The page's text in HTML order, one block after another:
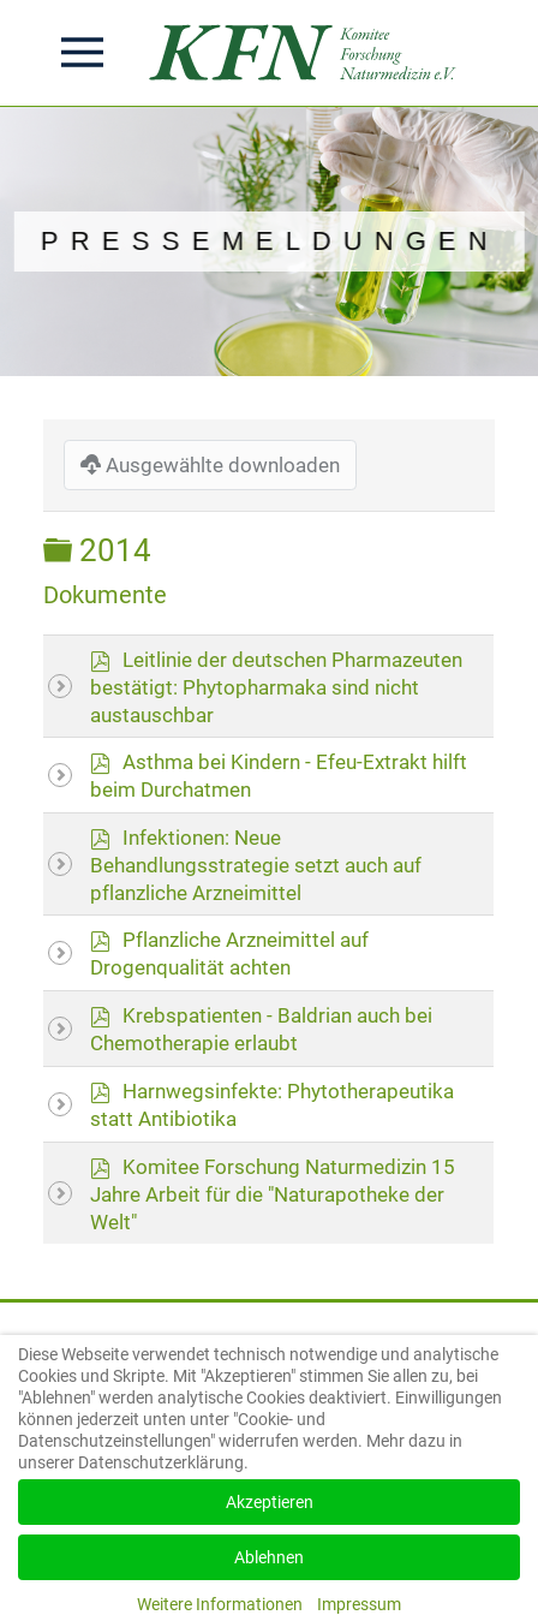
PRESSEMELDUNGEN
Ausgewählte downloaden
Ordner
2014
Dokumente
p
d
f
Leitlinie der deutschen Pharmazeuten
bestätigt: Phytopharmaka sind nicht
austauschbar
p
d
f
Asthma bei Kindern - Efeu-Extrakt hilft
beim Durchatmen
p
d
f
Infektionen: Neue
Behandlungsstrategie setzt auch auf
pflanzliche Arzneimittel
p
d
f
Pflanzliche Arzneimittel auf
Drogenqualität achten
p
d
f
Krebspatienten - Baldrian auch bei
Chemotherapie erlaubt
p
d
f
Harnwegsinfekte: Phytotherapeutika
statt Antibiotika
p
d
f
Komitee Forschung Naturmedizin 15
Jahre Arbeit für die "Naturapotheke der
Welt"
Komitee Forschung Naturmedizin e. V.
Leopoldstraße 31
80802 München
Telefon: +49 (0)89 20 190 209
E-Mail: kfn@kfn-ev.de
Impressum|Datenschutzerklärung|Mitgliederbereich|Kontakt|
Cookie- und Datenschutzeinstellungen
Diese Webseite verwendet technisch notwendige und analytische
Cookies und Skripte. Mit "Akzeptieren" stimmen Sie allen zu, bei
"Ablehnen" werden analytische Cookies deaktiviert. Einwilligungen
können jederzeit unten unter "Cookie- und
Datenschutzeinstellungen" widerrufen werden. Mehr dazu in
unserer Datenschutzerklärung.
Akzeptieren
Ablehnen
Weitere Informationen Impressum